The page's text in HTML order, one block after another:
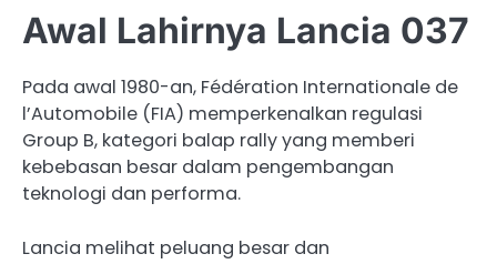
Awal Lahirnya Lancia 037
Pada awal 1980-an, Fédération Internationale de
l’Automobile (FIA) memperkenalkan regulasi
Group B, kategori balap rally yang memberi
kebebasan besar dalam pengembangan
teknologi dan performa.
Lancia melihat peluang besar dan